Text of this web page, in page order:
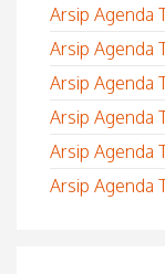
Arsip Agenda
Arsip Agenda
Arsip Agenda
Arsip Agenda
Arsip Agenda
Arsip Agenda